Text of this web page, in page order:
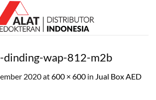
dinding-wap-812-m2b
2020at600 × 600 in Jual Box AED